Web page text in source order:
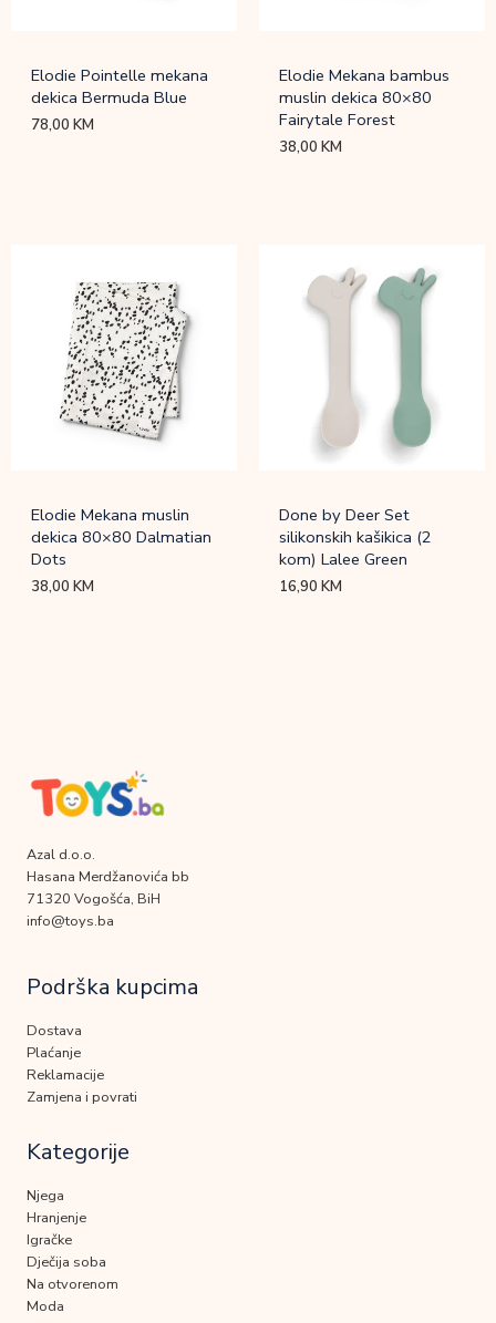
Elodie Pointelle mekana
dekica Bermuda Blue
78,00KM
Elodie Mekana bambus
muslin dekica 80×80
Fairytale Forest
38,00KM
Elodie Mekana muslin
dekica 80×80 Dalmatian
Dots
38,00KM
Done by Deer Set
silikonskih kašikica (2
kom) Lalee Green
16,90KM
Azal d.o.o.
Hasana Merdžanovića bb
71320 Vogošća, BiH
info@toys.ba
Podrška kupcima
Dostava
Plaćanje
Reklamacije
Zamjena i povrati
Kategorije
Njega
Hranjenje
Igračke
Dječija soba
Na otvorenom
Moda